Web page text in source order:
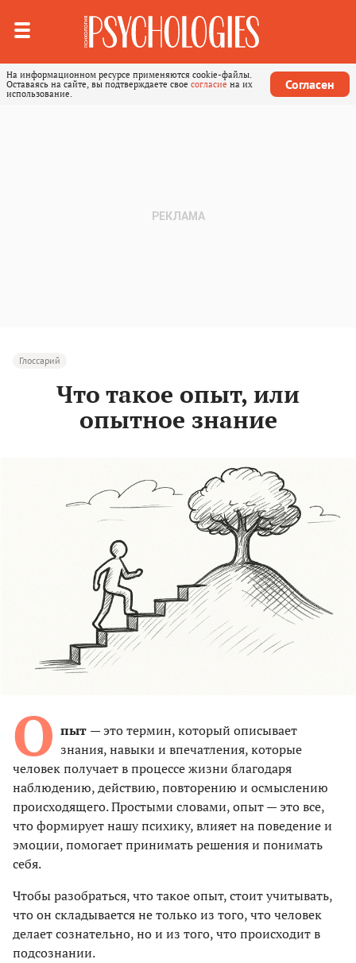
На информационном ресурсе применяются cookie-файлы.
Оставаясь на сайте, вы подтверждаете свое согласие на их
использование.
Согласен
Глоссарий
Что такое опыт, или
опытное знание
О пыт — это термин, который описывает
знания, навыки и впечатления, которые
человек получает в процессе жизни благодаря
наблюдению, действию, повторению и осмыслению
происходящего. Простыми словами, опыт — это все,
что формирует нашу психику, влияет на поведение и
эмоции, помогает принимать решения и понимать
себя.
Чтобы разобраться, что такое опыт, стоит учитывать,
что он складывается не только из того, что человек
делает сознательно, но и из того, что происходит в
подсознании.